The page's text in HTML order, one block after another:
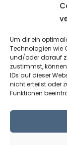
Um dir ein
Technologien wie
und/oder darauf
zustimmst,
IDs auf dieser
nicht erteilst oder
Funktionen
VEREIN
ZVR
Email:
+43